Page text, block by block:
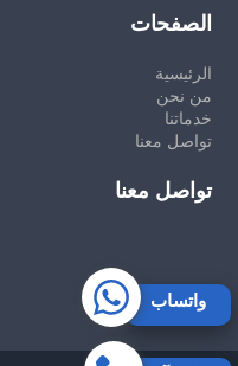
واتساب
الصفحات
الرئيسية
من نحن
خدماتنا
تواصل معنا
تواصل معنا